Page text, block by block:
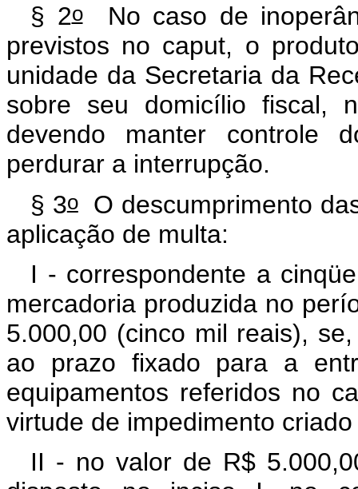
§ 2oNo caso de
previstos no caput, o
unidade da Secretaria da
sobre seu domicílio fiscal,
devendo manter controle
perdurar a interrupção.
§ 3oO descumprimento
aplicação de multa:
I - correspondente a
mercadoria produzida no
5.000,00 (cinco mil reais),
ao prazo fixado para a
equipamentos referidos no
virtude de impedimento
II - no valor de R$